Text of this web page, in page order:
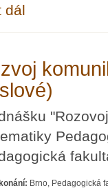
dál
Brno, Pedagogická